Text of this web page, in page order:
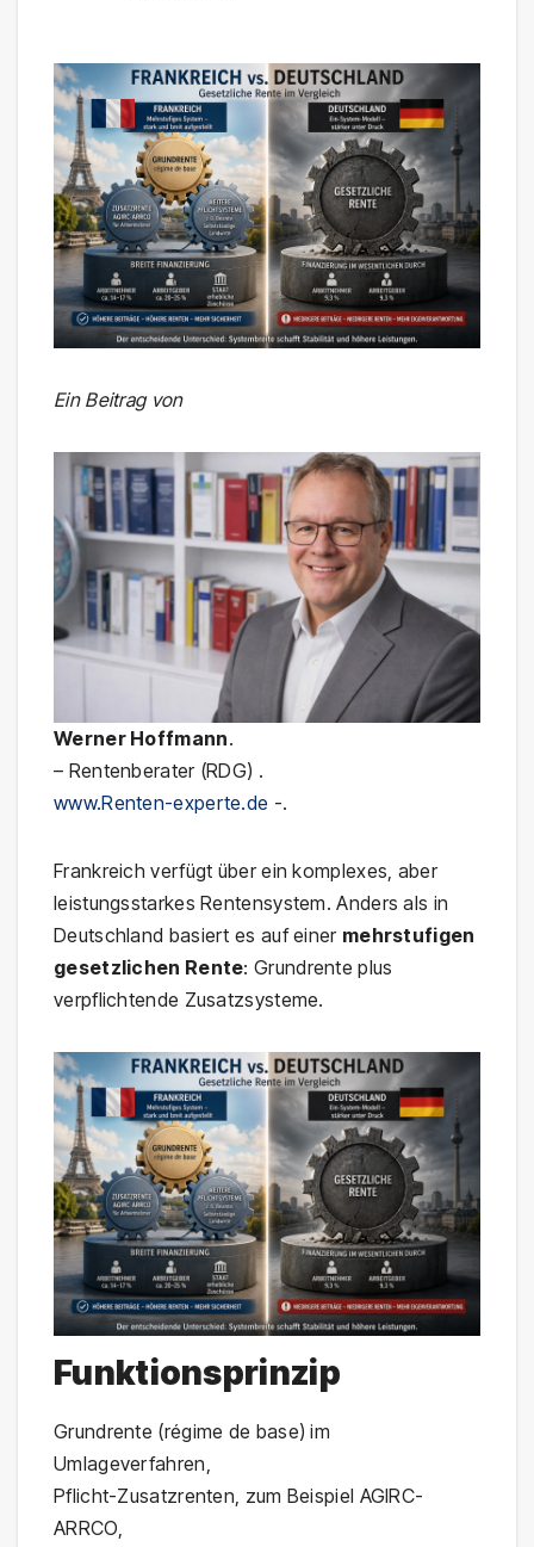
Ein Beitrag von
Werner Hoffmann.
– Rentenberater (RDG) .
www.Renten-experte.de -.
Frankreich verfügt über ein komplexes, aber
leistungsstarkes Rentensystem. Anders als in
Deutschland basiert es auf einer mehrstufigen
gesetzlichen Rente: Grundrente plus
verpflichtende Zusatzsysteme.
Funktionsprinzip
Grundrente (régime de base) im
Umlageverfahren,
Pflicht-Zusatzrenten, zum Beispiel AGIRC-
ARRCO,